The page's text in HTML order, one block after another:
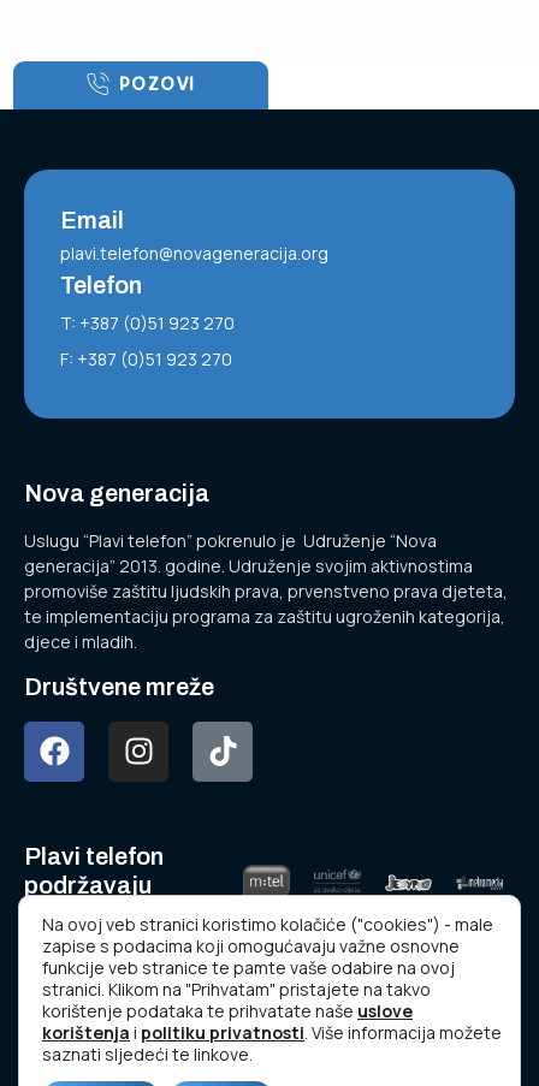
POZOVI
Email
plavi.telefon@novageneracija.org
Telefon
T: +387 (0)51 923 270
F: +387 (0)51 923 270
Nova generacija
Uslugu “Plavi telefon” pokrenulo je Udruženje “Nova
generacija” 2013. godine. Udruženje svojim aktivnostima
promoviše zaštitu ljudskih prava, prvenstveno prava djeteta,
te implementaciju programa za zaštitu ugroženih kategorija,
djece i mladih.
Društvene mreže
Plavi telefon
podržavaju
www.plavitelefon.ba
Na ovoj veb stranici koristimo kolačiće ("cookies") - male
zapise s podacima koji omogućavaju važne osnovne
funkcije veb stranice te pamte vaše odabire na ovoj
stranici. Klikom na "Prihvatam" pristajete na takvo
korištenje podataka te prihvatate naše uslove
korištenja i politiku privatnosti. Više informacija možete
saznati sljedeći te linkove.